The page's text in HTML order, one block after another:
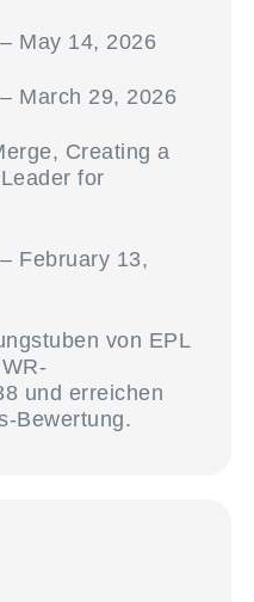
May 14, 2026
March 29, 2026
Creating a
for
February 13,
von EPL
und erreichen
Bewertung.